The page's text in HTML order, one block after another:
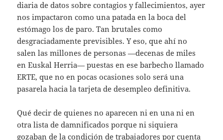
diaria de datos sobre contagios y fallecimientos, ayer
nos impactaron como una patada en la boca del
estómago los de paro. Tan brutales como
desgraciadamente previsibles. Y eso, que ahí no
salen las millones de personas —decenas de miles
en Euskal Herria— puestas en ese barbecho llamado
ERTE, que no en pocas ocasiones solo será una
pasarela hacia la tarjeta de desempleo definitiva.
Qué decir de quienes no aparecen ni en una ni en
otra lista de damnificados porque ni siquiera
gozaban de la condición de trabajadores por cuenta